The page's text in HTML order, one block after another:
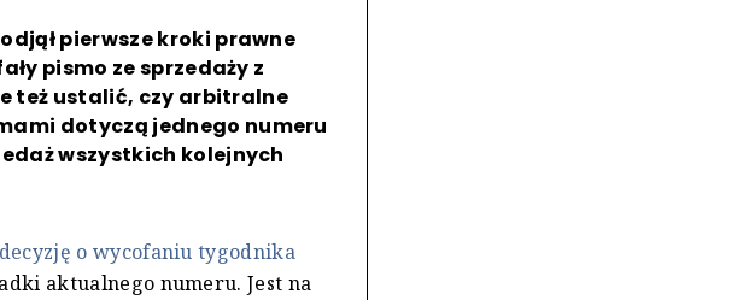
pierwsze kroki prawne
pismo ze sprzedaży z
też ustalić, czy arbitralne
dotyczą jednego numeru
wszystkich kolejnych
o wycofaniu tygodnika
aktualnego numeru. Jest na